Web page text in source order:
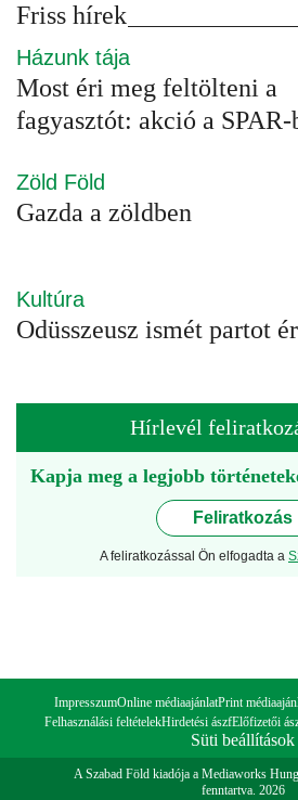
Friss hírek
Házunk tája
Most éri meg feltölteni a
fagyasztót: akció a SPAR-
Zöld Föld
Gazda a zöldben
Kultúra
Odüsszeusz ismét partot ér
Hírlevél
Kapja meg a legjobb
Feliratkozás
A feliratkozással Ön elfogadta a
ImpresszumOnline médiaajánlatPrint
Felhasználási feltételekHirdetési ászfElőfizetői
Süti beállítások
A Szabad Föld kiadója a Mediaworks
fenntartva. 2026